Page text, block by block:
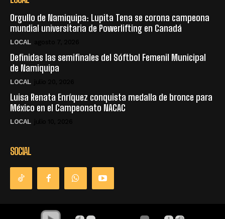
Orgullo de Namiquipa: Lupita Tena se corona campeona
mundial universitaria de Powerlifting en Canadá
LOCAL
Definidas las semifinales del Sóftbol Femenil Municipal
de Namiquipa
LOCAL
Luisa Renata Enríquez conquista medalla de bronce para
México en el Campeonato NACAC
LOCAL
SOCIAL